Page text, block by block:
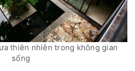
thiên nhiên trong không gian
sống